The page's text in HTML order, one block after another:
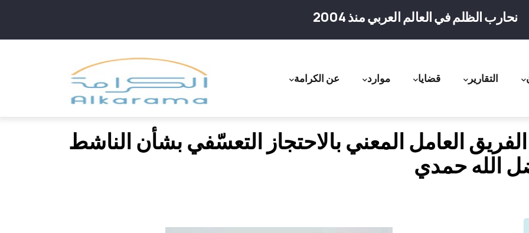
نحارب الظلم في العالم العربي منذ 2004
navigation
التقارير قضايا موارد عن الكرامة
العامل المعني بالاحتجاز التعسّفي بشأن الناشط
الله حمدي